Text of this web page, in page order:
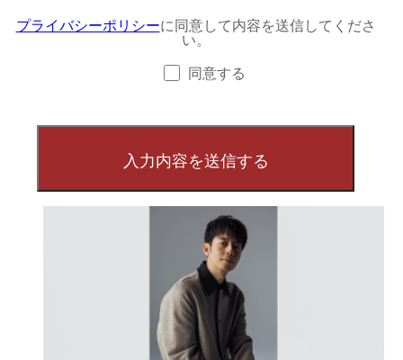
プライバシーポリシーに同意して内容を送信してくださ
い。
同意する